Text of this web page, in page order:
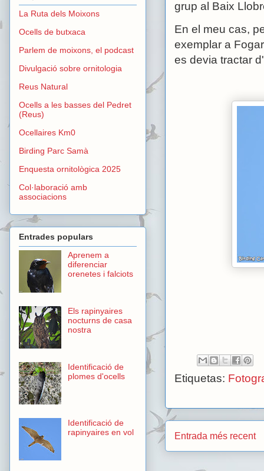
grup al Baix
En el meu cas,
exemplar a
es devia tractar
Etiquetas:
Entrada més recent
La Ruta dels Moixons
Ocells de butxaca
Parlem de moixons, el podcast
Divulgació sobre ornitologia
Reus Natural
Ocells a les basses del Pedret
(Reus)
Ocellaires Km0
Birding Parc Samà
Enquesta ornitològica 2025
Col·laboració amb
associacions
Entrades populars
Aprenem a
diferenciar
orenetes i falciots
Els rapinyaires
nocturns de casa
nostra
Identificació de
plomes d'ocells
Identificació de
rapinyaires en vol